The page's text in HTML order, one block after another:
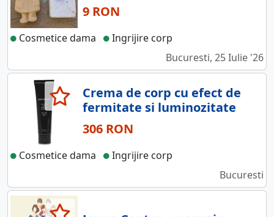
9 RON
Cosmetice dama
Ingrijire corp
Bucuresti, 25 Iulie '26
Crema de corp cu efect de
fermitate si luminozitate
306 RON
Cosmetice dama
Ingrijire corp
Bucuresti